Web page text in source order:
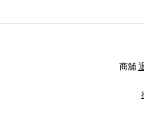
商舖